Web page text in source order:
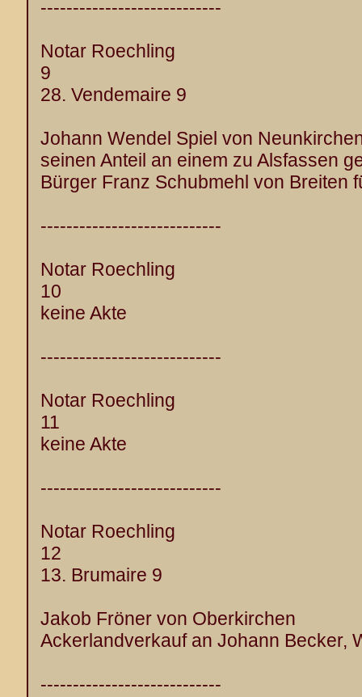
----------------------------
Notar Roechling
9
28. Vendemaire 9
Johann Wendel Spiel von
seinen Anteil an einem zu Alsfassen
Bürger Franz Schubmehl von Breiten
----------------------------
Notar Roechling
10
keine Akte
----------------------------
Notar Roechling
11
keine Akte
----------------------------
Notar Roechling
12
13. Brumaire 9
Jakob Fröner von Oberkirchen
Ackerlandverkauf an Johann Becker,
----------------------------